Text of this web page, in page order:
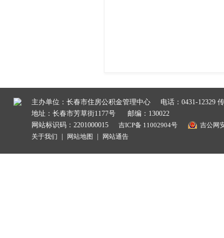
主办单位：长春市住房公积金管理中心
电话：0431-12329
地址：长春市芳草街1177号
邮编：130022
网站标识码：2201000015
吉ICP备 11002904号
吉公网
关于我们
网站地图 网站通告